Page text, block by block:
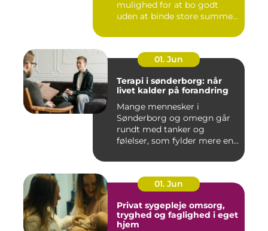
mulighed for at bo godt
uden at binde store summer
01. Jun
Terapi i sønderborg: når
livet kalder på forandring
Mange mennesker i
Sønderborg og omegn går
rundt med tanker og
følelser, som fylder mere end
01. Jun
Privat sygepleje omsorg,
tryghed og faglighed i eget
hjem